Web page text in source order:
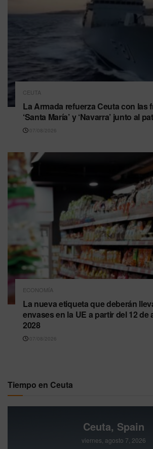
CEUTA
La Armada refuerza Ceuta con las
‘Santa María’ y ‘Navarra’ junto al
07/08/2026
ECONOMÍA
La nueva etiqueta que deberán
envases en la UE a partir del 12 de
2028
07/08/2026
Tiempo en Ceuta
Ceuta, Spain
viernes, agosto 7, 2026